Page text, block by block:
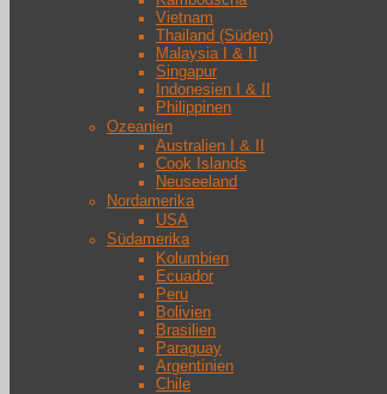
Vietnam
Thailand (Süden)
Malaysia I & II
Singapur
Indonesien I & II
Philippinen
Ozeanien
Australien I & II
Cook Islands
Neuseeland
Nordamerika
USA
Südamerika
Kolumbien
Ecuador
Peru
Bolivien
Brasilien
Paraguay
Argentinien
Chile